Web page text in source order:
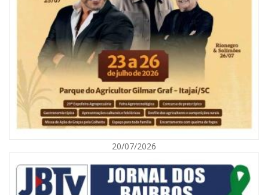
06/08/2026 | 10:04
Ação oferece testes rápidos para HIV, sífilis e hepatites nesta quinta (6) e
sexta-feira (7)
GERAL
20/07/2026